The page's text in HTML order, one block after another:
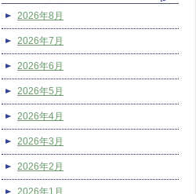
2026年8月
2026年7月
2026年6月
2026年5月
2026年4月
2026年3月
2026年2月
2026年1月